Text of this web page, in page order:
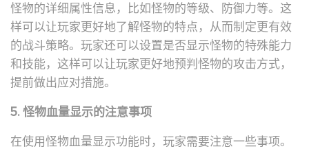
怪物的详细属性信息，比如怪物的等级、防御力等。这
样可以让玩家更好地了解怪物的特点，从而制定更有效
的战斗策略。玩家还可以设置是否显示怪物的特殊能力
和技能，这样可以让玩家更好地预判怪物的攻击方式，
提前做出应对措施。
5. 怪物血量显示的注意事项
在使用怪物血量显示功能时，玩家需要注意一些事项。